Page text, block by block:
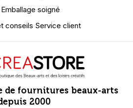
Emballage soigné
conseils Service client
de fournitures beaux-arts
2000